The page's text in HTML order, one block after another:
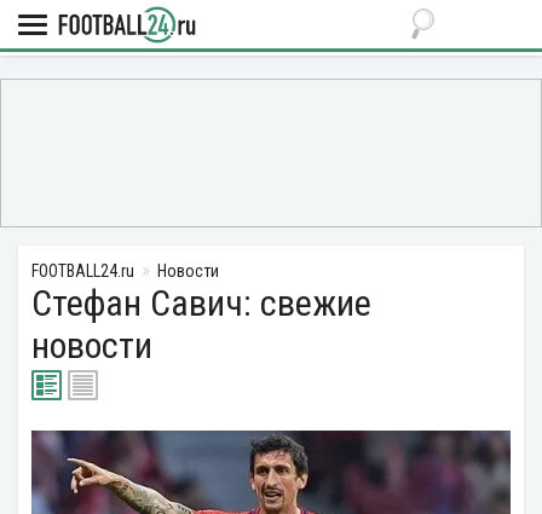
FOOTBALL24.ru Новости
Стефан Савич: свежие
новости